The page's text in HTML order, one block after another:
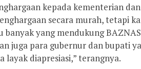
kepada kementerian
secara murah, tetapi
banyak yang mendukung
juga para gubernur dan bupati
layak diapresiasi,” terangnya.